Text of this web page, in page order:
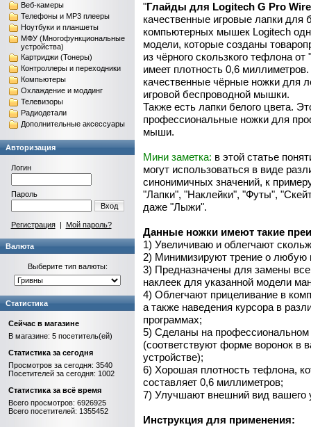
Веб-камеры
Телефоны и MP3 плееры
Ноутбуки и планшеты
МФУ (Многофункциональные
устройства)
Картриджи (Тонеры)
Контроллеры и переходники
Компьютеры
Охлаждение и моддинг
Телевизоры
Радиодетали
Дополнительные аксессуары
Авторизация
Логин
Пароль
Вход
Регистрация| Мой пароль?
Валюта
Выберите тип валюты:
Статистика
Сейчас в магазине
В магазине: 5 посетитель(ей)
Статистика за сегодня
Просмотров за сегодня: 3540
Посетителей за сегодня: 1002
Статистика за всё время
Всего просмотров: 6926925
Всего посетителей: 1355452
"Глайды для Logitech G Pro
качественные игровые лапки для
компьютерных мышек Logitech
модели, которые созданы
из чёрного скользкого тефлона
имеет плотность 0,6
качественные чёрные ножки для
игровой беспроводной мышки.
Также есть лапки белого цвета.
профессиональные ножки для
мыши.
Мини заметка: в этой статье
могут использоваться в виде
синонимичных значений, к
"Лапки", "Наклейки", "Футы",
даже "Лыжи".
Данные ножки имеют такие
1) Увеличиваю и облегчают
2) Минимизируют трение о любую
3) Предназначены для замены
наклеек для указанной модели
4) Облегчают прицеливание в
а также наведения курсора в
программах;
5) Сделаны на профессиональном
(соответствуют форме воронок в
устройстве);
6) Хорошая плотность тефлона,
составляет 0,6 миллиметров;
7) Улучшают внешний вид вашего
Инструкция для применения: